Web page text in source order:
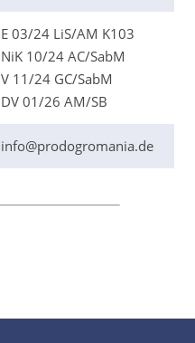
E 03/24 LiS/AM K103
NiK 10/24 AC/SabM
V 11/24 GC/SabM
DV 01/26 AM/SB
info@prodogromania.de